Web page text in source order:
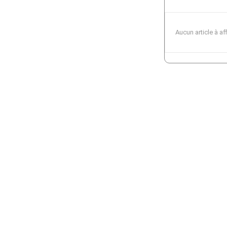
Aucun article à